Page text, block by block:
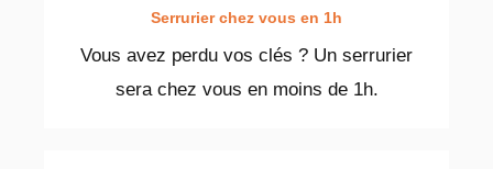
Serrurier chez vous en 1h
Vous avez perdu vos clés ? Un serrurier
sera chez vous en moins de 1h.